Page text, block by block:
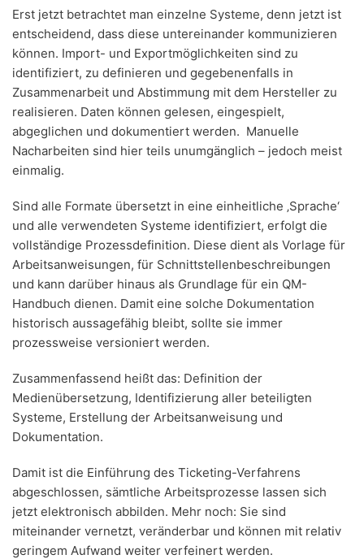
Erst jetzt betrachtet man einzelne Systeme, denn jetzt ist
entscheidend, dass diese untereinander kommunizieren
können. Import- und Exportmöglichkeiten sind zu
identifiziert, zu definieren und gegebenenfalls in
Zusammenarbeit und Abstimmung mit dem Hersteller zu
realisieren. Daten können gelesen, eingespielt,
abgeglichen und dokumentiert werden. Manuelle
Nacharbeiten sind hier teils unumgänglich – jedoch meist
einmalig.
Sind alle Formate übersetzt in eine einheitliche ‚Sprache‘
und alle verwendeten Systeme identifiziert, erfolgt die
vollständige Prozessdefinition. Diese dient als Vorlage für
Arbeitsanweisungen, für Schnittstellenbeschreibungen
und kann darüber hinaus als Grundlage für ein QM-
Handbuch dienen. Damit eine solche Dokumentation
historisch aussagefähig bleibt, sollte sie immer
prozessweise versioniert werden.
Zusammenfassend heißt das: Definition der
Medienübersetzung, Identifizierung aller beteiligten
Systeme, Erstellung der Arbeitsanweisung und
Dokumentation.
Damit ist die Einführung des Ticketing-Verfahrens
abgeschlossen, sämtliche Arbeitsprozesse lassen sich
jetzt elektronisch abbilden. Mehr noch: Sie sind
miteinander vernetzt, veränderbar und können mit relativ
geringem Aufwand weiter verfeinert werden.